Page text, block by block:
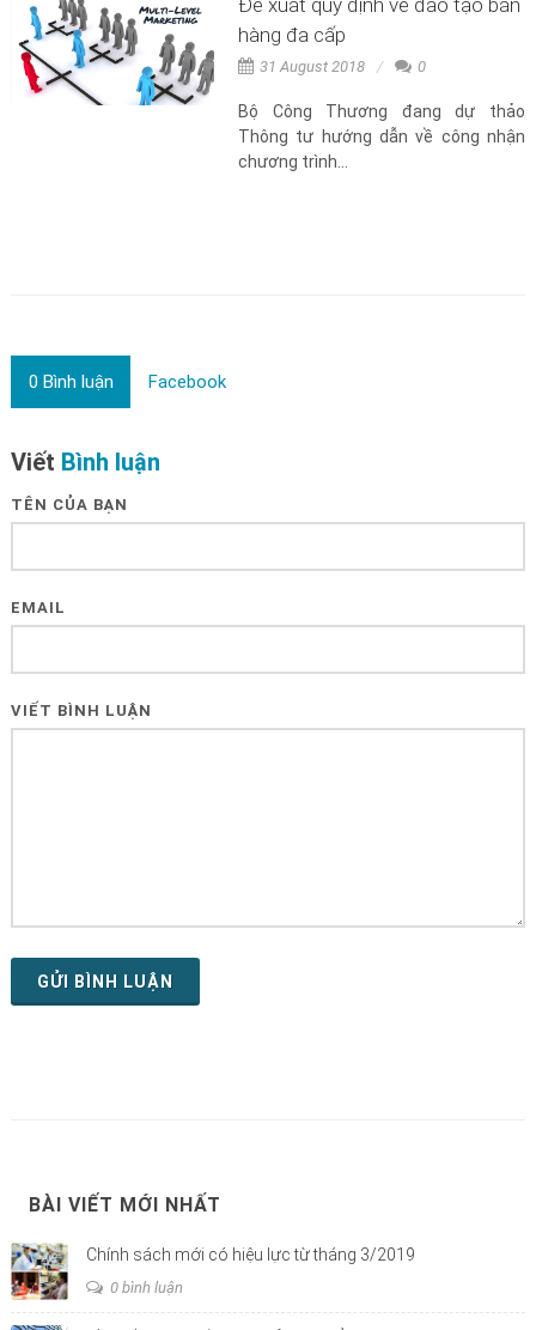
hàng đa cấp
31 August 2018 0
Bộ Công Thương đang dự thảo
Thông tư hướng dẫn về công nhận
chương trình...
0 Bình luận Facebook
Viết Bình luận
TÊN CỦA BẠN
EMAIL
VIẾT BÌNH LUẬN
GỬI BÌNH LUẬN
BÀI VIẾT MỚI NHẤT
Chính sách mới có hiệu lực từ tháng 3/2019
0 bình luận